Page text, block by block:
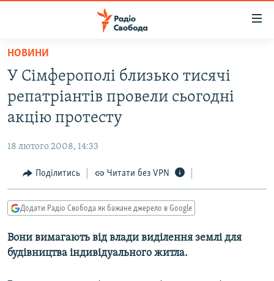
Перейти
основного
матеріалу
Перейти
до
основної
Перейти
до
пошуку
РАДІО СВОБОДА – 70 РОКІВ
ВСЕ ЗА ДОБУ
СТАТТІ
СУСПІЛЬСТВО
УКРАЇНА
РОСІЙСЬКА «ФІЛЬТРАЦІЯ»
ДОНБАС.РЕАЛІЇ
ТИ ЯК?
СХЕМИ
КИТАЙ.ВИКЛИКИ
НОВИНИ
У Сімферополі близько тисячі
репатріантів провели сьогодні
акцію протесту
18 лютого 2008, 14:33
Поділитись Читати без VPN
Додати Радіо Свобода як бажане джерело в Google
Вони вимагають від влади виділення землі для
будівництва індивідуального житла.